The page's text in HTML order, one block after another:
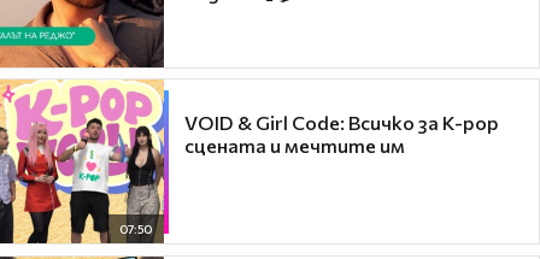
07:50
VOID & Girl Code: Всичко за K-pop
сцената и мечтите им